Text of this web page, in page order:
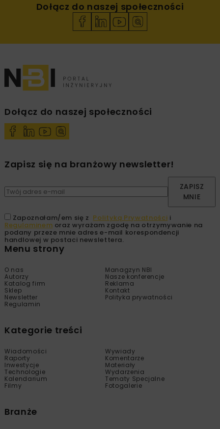
Dołącz do naszej społeczności
Dołącz do naszej społeczności
Zapisz się na branżowy newsletter!
ZAPISZ
MNIE
Zapoznałam/em się z Polityką Prywatności i
Regulaminem oraz wyrażam zgodę na otrzymywanie na
podany przeze mnie adres e-mail korespondencji
handlowej w postaci newslettera.
Menu strony
O nas
Managzyn NBI
Autorzy
Nasze konferencje
Katalog firm
Reklama
Sklep
Kontakt
Newsletter
Polityka prywatności
Regulamin
Kategorie treści
Wiadomości
Wywiady
Raporty
Komentarze
Inwestycje
Materiały
Technologie
Wydarzenia
Kalendarium
Tematy Specjalne
Filmy
Fotogalerie
Branże